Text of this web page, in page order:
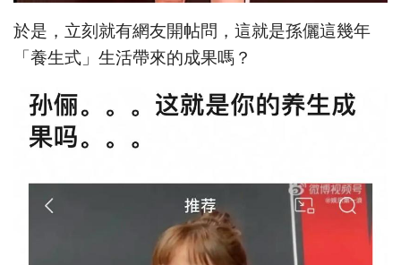
於是，立刻就有網友開帖問，這就是孫儷這幾年
「養生式」生活帶來的成果嗎？